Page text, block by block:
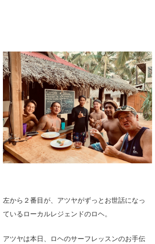
左から２番目が、アツヤがずっとお世話になっ
ているローカルレジェンドのロヘ。
アツヤは本日、ロヘのサーフレッスンのお手伝